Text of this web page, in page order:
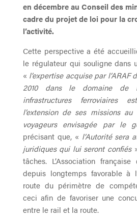
en décembre au Conseil des
cadre du projet de loi pour la
l’activité.
Cette perspective a été
le régulateur qui souligne dans
« l’expertise acquise par l’ARAF
2010 dans le domaine de
infrastructures ferroviaires
l’extension de ses missions
voyageurs envisagée par le
précisant que, « l’Autorité sera
juridiques qui lui seront confiés
tâches. L’Association
depuis longtemps favorable à
route du périmètre de
ceci afin de favoriser une
entre le rail et la route.